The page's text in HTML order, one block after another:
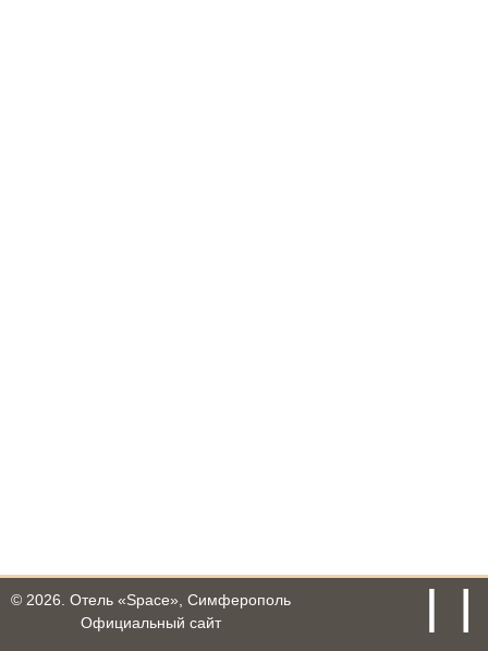
© 2026. Отель «Space», Симферополь
Официальный сайт